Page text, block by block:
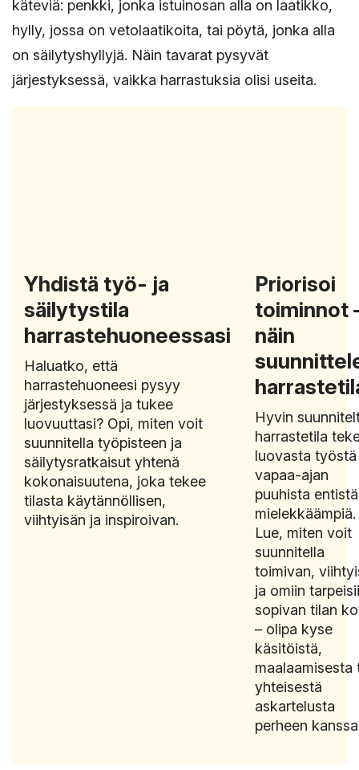
käteviä: penkki, jonka istuinosan alla on laatikko,
hylly, jossa on vetolaatikoita, tai pöytä, jonka alla
on säilytyshyllyjä. Näin tavarat pysyvät
järjestyksessä, vaikka harrastuksia olisi useita.
Yhdistä työ- ja
säilytystila
harrastehuoneessasi
Haluatko, että
harrastehuoneesi pysyy
järjestyksessä ja tukee
luovuuttasi? Opi, miten voit
suunnitella työpisteen ja
säilytysratkaisut yhtenä
kokonaisuutena, joka tekee
tilasta käytännöllisen,
viihtyisän ja inspiroivan.
Priorisoi
toiminnot
näin
Hyvin
harrastetila
luovasta työstä
vapaa-ajan
puuhista entistä
mielekkäämpiä.
Lue, miten voit
suunnitella
toimivan,
ja omiin
sopivan tilan
– olipa kyse
käsitöistä,
maalaamisesta
yhteisestä
askartelusta
perheen